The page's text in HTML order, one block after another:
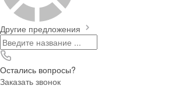
Другие предложения
Остались вопросы?
Заказать звонок